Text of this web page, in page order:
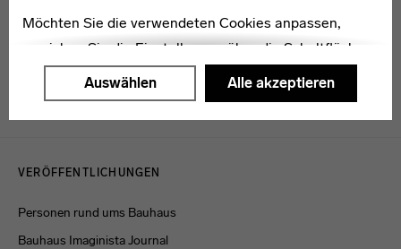
Möchten Sie die verwendeten Cookies anpassen,
erreichen Sie die Einstellungen über die Schaltfläche
"Auswählen".
Auswählen Alle akzeptieren
VERÖFFENTLICHUNGEN
Personen rund ums Bauhaus
Bauhaus Imaginista Journal